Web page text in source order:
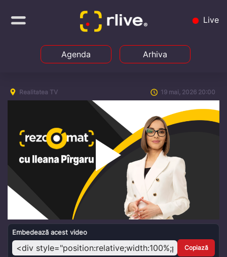
Live
Agenda Arhiva
Realitatea TV 19 mai, 2026 20:00
Play
Video
Embedează acest video
Copiază